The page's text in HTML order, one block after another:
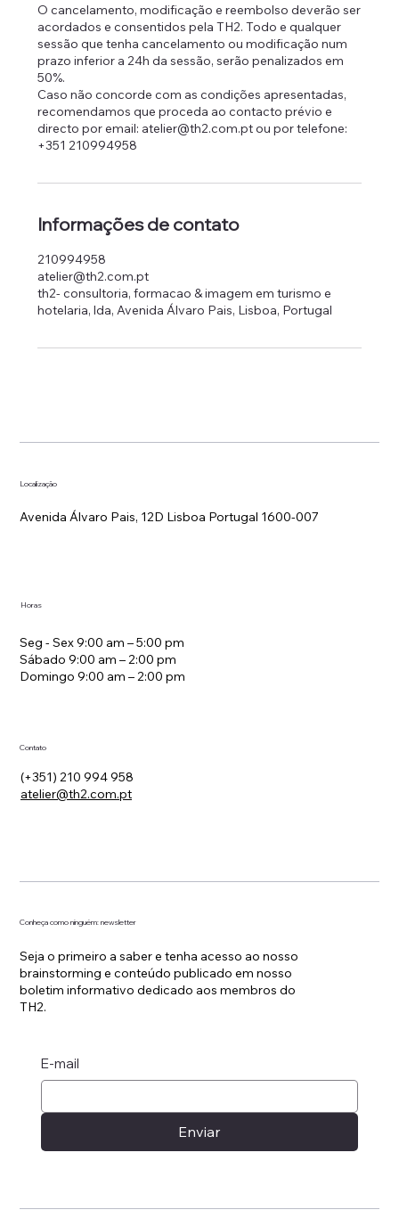
O cancelamento, modificação e reembolso deverão ser
acordados e consentidos pela TH2. Todo e qualquer
sessão que tenha cancelamento ou modificação num
prazo inferior a 24h da sessão, serão penalizados em
50%.
Caso não concorde com as condições apresentadas,
recomendamos que proceda ao contacto prévio e
directo por email: atelier@th2.com.pt ou por telefone:
+351 210994958
Informações de contato
210994958
atelier@th2.com.pt
th2- consultoria, formacao & imagem em turismo e
hotelaria, lda, Avenida Álvaro Pais, Lisboa, Portugal
Localização
Avenida Álvaro Pais, 12D Lisboa Portugal 1600-007
Horas
Seg - Sex 9:00 am – 5:00 pm
Sábado 9:00 am – 2:00 pm
Domingo 9:00 am – 2:00 pm
Contato
(+351) 210 994 958
atelier@th2.com.pt
Conheça como ninguém: newsletter
Seja o primeiro a saber e tenha acesso ao nosso
brainstorming e conteúdo publicado em nosso
boletim informativo dedicado aos membros do
TH2.
E-mail
Enviar